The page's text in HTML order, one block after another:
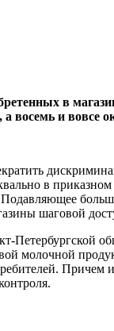
в
восемь и
в
Подавляющее
шаговой
Петербургской
молочной
Причем